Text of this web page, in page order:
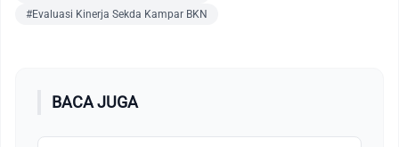
#Evaluasi Kinerja Sekda Kampar BKN
BACA JUGA